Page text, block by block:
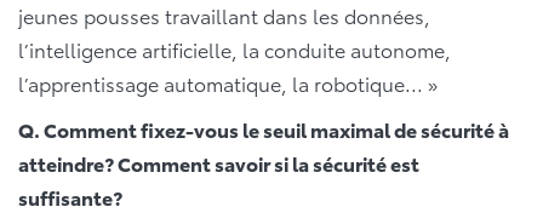
jeunes pousses travaillant dans les données,
l’intelligence artificielle, la conduite autonome,
l’apprentissage automatique, la robotique... »
Q. Comment fixez-vous le seuil maximal de sécurité à
atteindre? Comment savoir si la sécurité est
suffisante?